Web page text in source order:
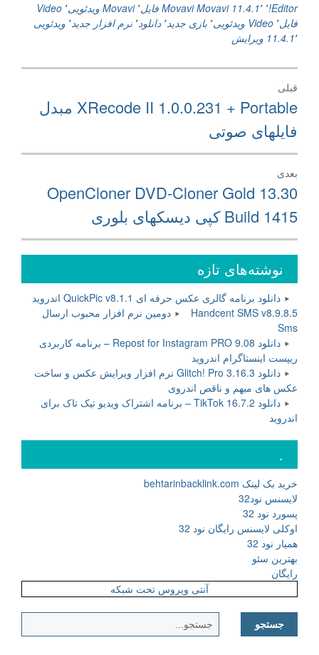
Editor! ٬ Movavi 11.4.1٬ Movavi فایل ٬ Movavi ویدئویی ٬ Video
فایل٬ Video ویدئویی ٬ بازی جدید٬ دانلود٬ نرم افزار جدید٬ ویدئویی
11.4.1٬ ویرایش
راهبری
نوشته
قبلی
نوشته
قبلی:
XRecode II 1.0.0.231 + Portable مبدل
فایلهای صوتی
بعدی
نوشته
بعدی:
OpenCloner DVD-Cloner Gold 13.30
Build 1415 کپی دیسکهای بلوری
نوشته‌های تازه
دانلود برنامه گالری عکس حرفه ای QuickPic v8.1.1 اندروید
Handcent SMS v8.9.8.5 دومین نرم افزار محبوب ارسال
Sms
دانلود Repost for Instagram PRO 9.08 – برنامه کاربردی
ریپست اینستاگرام اندروید
دانلود Glitch! Pro 3.16.3 نرم افزار ویرایش عکس و ساخت
عکس های مبهم و ناقص اندروی
دانلود TikTok 16.7.2 – برنامه اشتراک ویدیو تیک تاک برای
اندروید
.
خرید بک لینک behtarinbacklink.com
لایسنس نود32
پسورد نود 32
اوکلی لایسنس رایگان نود 32
همیار نود 32
بهترین سئو
رایگان
آنتی ویروس تحت شبکه
برای: